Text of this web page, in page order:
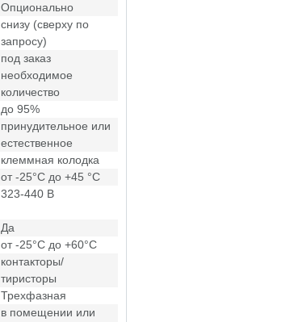
Опционально
снизу (сверху по
запросу)
под заказ
необходимое
количество
до 95%
принудительное или
естественное
клеммная колодка
от -25°C до +45 °C
323-440 В
Да
от -25°C до +60°C
контакторы/
тиристоры
Трехфазная
в помещении или